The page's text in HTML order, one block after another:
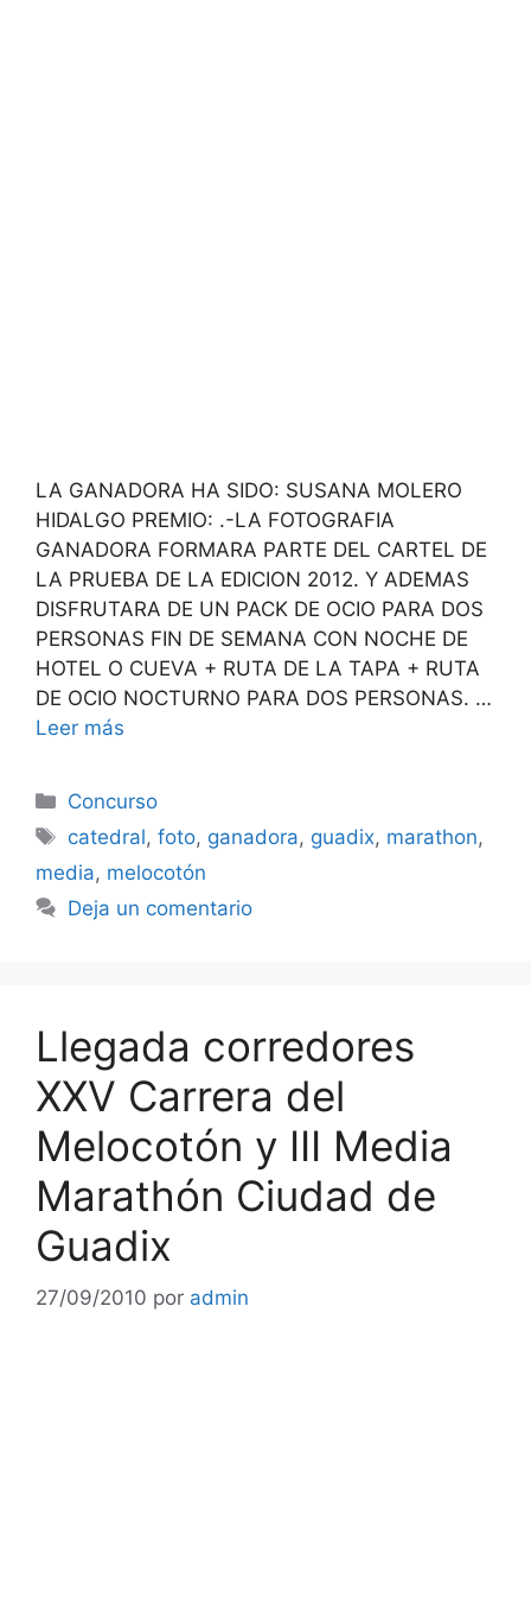
LA GANADORA HA SIDO: SUSANA MOLERO
HIDALGO PREMIO: .-LA FOTOGRAFIA
GANADORA FORMARA PARTE DEL CARTEL DE
LA PRUEBA DE LA EDICION 2012. Y ADEMAS
DISFRUTARA DE UN PACK DE OCIO PARA DOS
PERSONAS FIN DE SEMANA CON NOCHE DE
HOTEL O CUEVA + RUTA DE LA TAPA + RUTA
DE OCIO NOCTURNO PARA DOS PERSONAS. …
Leer más
Categorías
Concurso
Etiquetas
catedral,foto, ganadora, guadix, marathon,
media, melocotón
Deja un comentario
Llegada corredores
XXV Carrera del
Melocotón y III Media
Marathón Ciudad de
Guadix
27/09/2010 por admin